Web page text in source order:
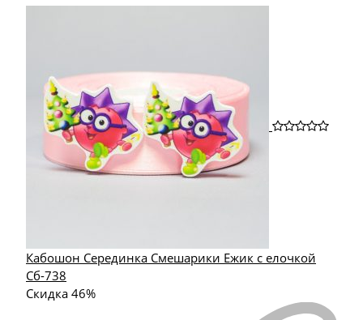
Кабошон Серединка Смешарики Ежик с елочкой
Сб-738
Скидка 46%